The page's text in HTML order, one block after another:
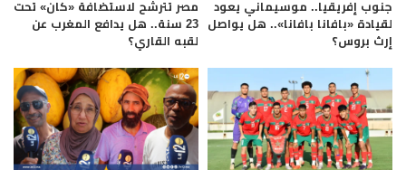
جنوب إفريقيا.. موسيماني يعود
لقيادة «بافانا بافانا».. هل يواصل
إرث بروس؟
مصر تترشح لاستضافة «كان» تحت
23 سنة.. هل يدافع المغرب عن
لقبه القاري؟